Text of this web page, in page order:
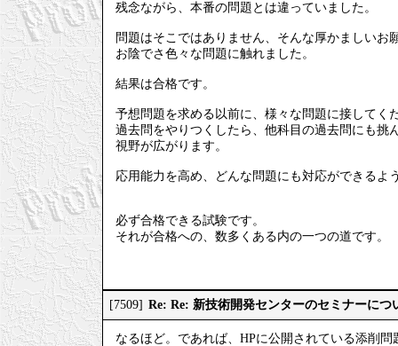
残念ながら、本番の問題とは違っていました。
問題はそこではありません、そんな厚かましいお
お陰でさ色々な問題に触れました。
結果は合格です。
予想問題を求める以前に、様々な問題に接してく
過去問をやりつくしたら、他科目の過去問にも挑
視野が広がります。
応用能力を高め、どんな問題にも対応ができるよ
必ず合格できる試験です。
それが合格への、数多くある内の一つの道です。
[7509] Re: Re: 新技術開発センターのセミナーにつ
なるほど。であれば、HPに公開されている添削